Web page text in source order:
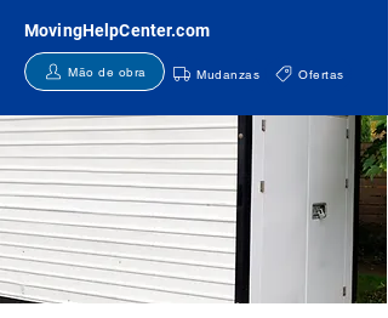
MovingHelpCenter.com
Mão de obra Mudanzas Ofertas